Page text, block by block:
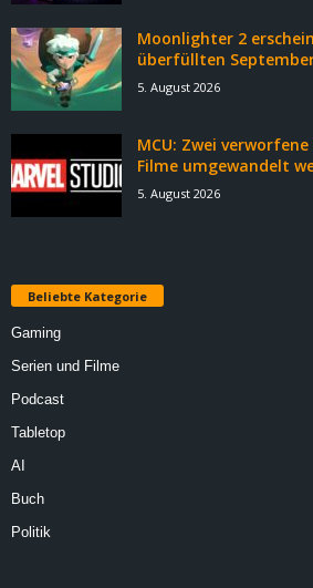
Moonlighter 2
überfüllten
5. August 2026
MCU: Zwei
Filme umgewandelt
5. August 2026
Beliebte Kategorie
Gaming
Serien und Filme
Podcast
Tabletop
AI
Buch
Politik